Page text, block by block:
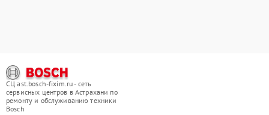
СЦ ast.bosch-fixim.ru - сеть
сервисных центров в Астрахани по
ремонту и обслуживанию техники
Bosch